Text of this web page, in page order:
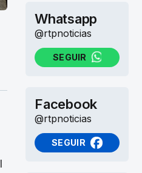
Whatsapp
@rtpnoticias
SEGUIR
NO WHATSAPP
Facebook
@rtpnoticias
SEGUIR
NO FACEBOOK